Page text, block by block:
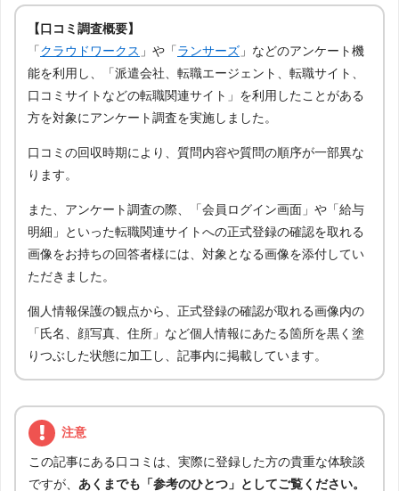
【口コミ調査概要】
「クラウドワークス 」や「ランサーズ 」などのアンケート機
能を利用し、「派遣会社、転職エージェント、転職サイト、
口コミサイトなどの転職関連サイト」を利用したことがある
方を対象にアンケート調査を実施しました。
口コミの回収時期により、質問内容や質問の順序が一部異な
ります。
また、アンケート調査の際、「会員ログイン画面」や「給与
明細」といった転職関連サイトへの正式登録の確認を取れる
画像をお持ちの回答者様には、対象となる画像を添付してい
ただきました。
個人情報保護の観点から、正式登録の確認が取れる画像内の
「氏名、顔写真、住所」など個人情報にあたる箇所を黒く塗
りつぶした状態に加工し、記事内に掲載しています。
注意
この記事にある口コミは、実際に登録した方の貴重な体験談
ですが、 あくまでも「参考のひとつ」としてご覧ください。